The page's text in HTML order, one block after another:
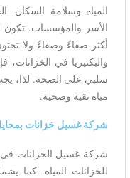
المياه وسلامة السكان.
الأسر والمؤسسات. تكون
أكثر صفاءً وصفاءً ولا
والبكتيريا في الخزانات،
سلبي على الصحة. لذا،
مياه نقية وصحية.
شركة غسيل خزانات
شركة غسيل الخزانات
للخزانات المياه. كما